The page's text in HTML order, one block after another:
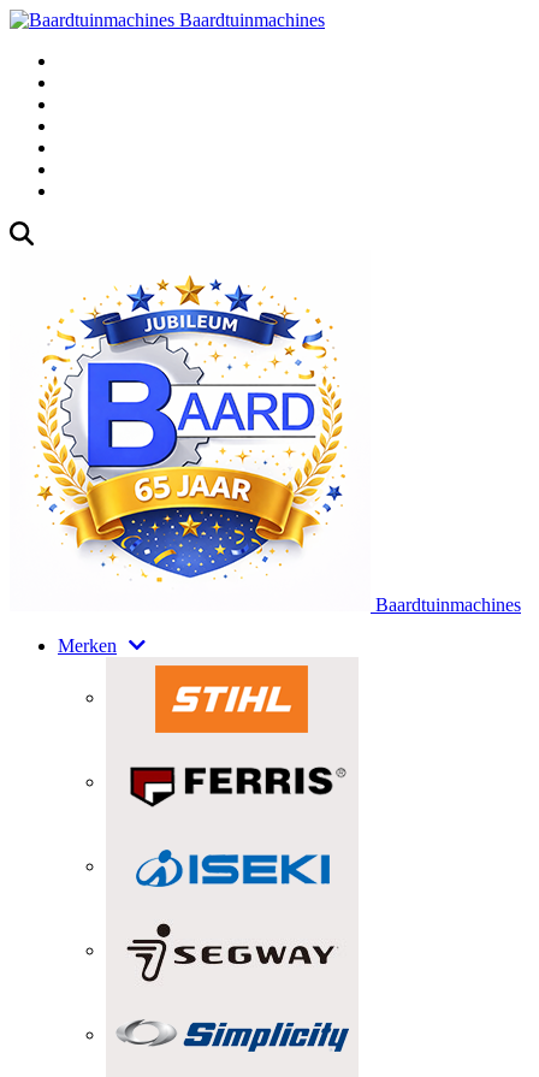
Baardtuinmachines
Baardtuinmachines
Merken